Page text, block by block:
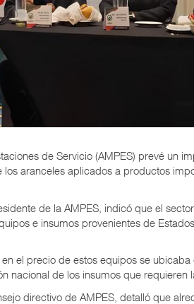
de Servicio (AMPES) prevé un
aranceles aplicados a productos
de la AMPES, indicó que el
e insumos provenientes de
el precio de estos equipos se ubicaba
nacional de los insumos que requieren
directivo de AMPES, detalló que
APM Terminals incrementa